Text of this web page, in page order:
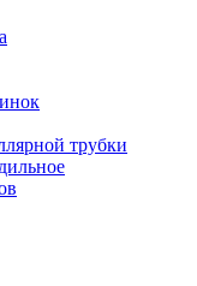
трубки